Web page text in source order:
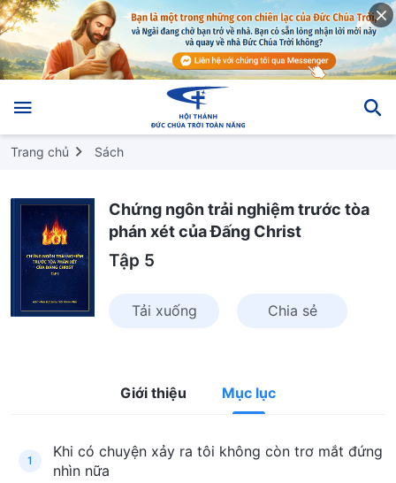
Trang chủ Sách
Chứng ngôn trải nghiệm trước tòa
phán xét của Đấng Christ
Tập 5
Tải xuống Chia sẻ
Giới thiệu Mục lục
1
Khi có chuyện xảy ra tôi không còn trơ mắt đứng
nhìn nữa